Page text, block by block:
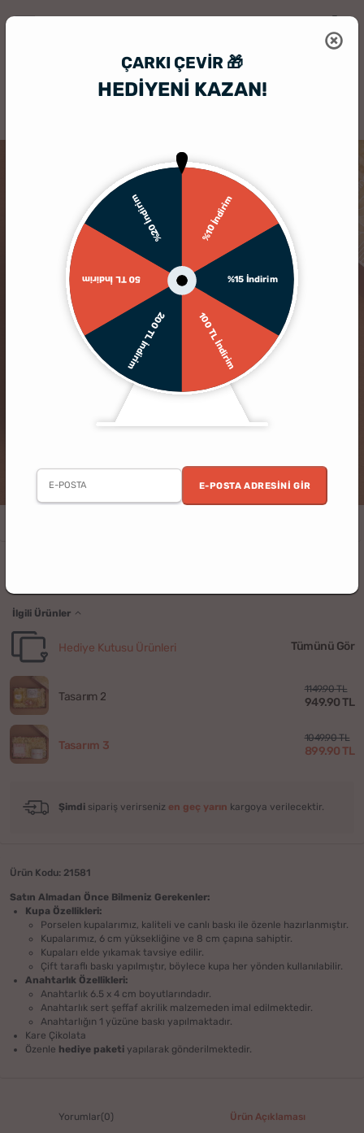
ÇARKI ÇEVIR 🎁
HEDİYENİ KAZAN!
%10 İndirim
%15 İndirim
100 TL İndirim
200 TL İndirim
50 TL İndirim
%20 İndirim
E-POSTA ADRESINI GIR
İlgili Ürünler
Hediye Kutusu Ürünleri Tümünü Gör
Tasarım 2
1149.90 TL
949.90 TL
Tasarım 3
1049.90 TL
899.90 TL
Şimdi sipariş verirseniz en geç yarın kargoya verilecektir.
Ürün Kodu: 21581
Satın Almadan Önce Bilmeniz Gerekenler:
Kupa Özellikleri:
Porselen kupalarımız, kaliteli ve canlı baskı ile özenle hazırlanmıştır.
Kupalarımız, 6 cm yüksekliğine ve 8 cm çapına sahiptir.
Kupaları elde yıkamak tavsiye edilir.
Çift taraflı baskı yapılmıştır, böylece kupa her yönden kullanılabilir.
Anahtarlık Özellikleri:
Anahtarlık 6.5 x 4 cm boyutlarındadır.
Anahtarlık sert şeffaf akrilik malzemeden imal edilmektedir.
Anahtarlığın 1 yüzüne baskı yapılmaktadır.
Kare Çikolata
Özenle hediye paketi yapılarak gönderilmektedir.
Yorumlar(0) Ürün Açıklaması